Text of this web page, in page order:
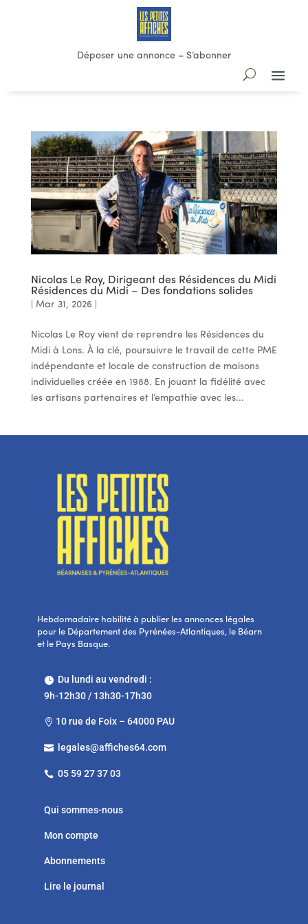
Déposer une annonce– S’abonner
Nicolas Le Roy, Dirigeant des Résidences du Midi
Résidences du Midi – Des fondations solides
Mar 31, 2026
Nicolas Le Roy vient de reprendre les Résidences du
Midi à Lons. À la clé, poursuivre le travail de cette PME
indépendante et locale de construction de maisons
individuelles créée en 1988. En jouant la fidélité avec
les artisans partenaires et l’empathie avec les...
Hebdomadaire habilité à publier les annonces légales
pour le Département des Pyrénées-Atlantiques, le Béarn
et le Pays Basque.
Du lundi au vendredi :
9h-12h30 / 13h30-17h30
 10 rue de Foix – 64000 PAU
 legales@affiches64.com
 05 59 27 37 03
Qui sommes-nous
Mon compte
Abonnements
Lire le journal